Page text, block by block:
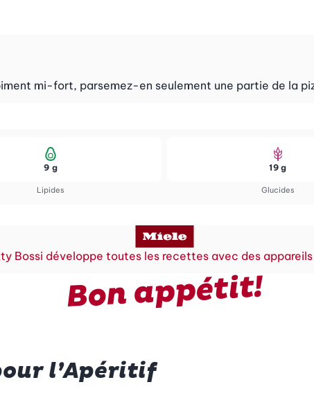
mi-fort, parsemez-en seulement une partie de la
Lipides
9 g
Glucides
19 g
Bossi développe toutes les recettes avec des
Bon appétit!
l’Apéritif